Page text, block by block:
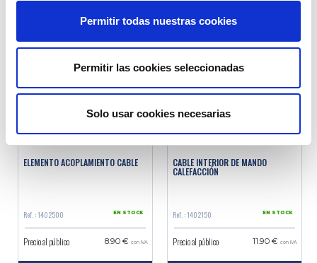
Permitir todas nuestras cookies
Permitir las cookies seleccionadas
Solo usar cookies necesarias
ELEMENTO ACOPLAMIENTO CABLE
Ref. : 1402500 EN STOCK
Precio al público 8.90 € con IVA
CABLE INTERIOR DE MANDO
CALEFACCIÓN
Ref. : 1402150 EN STOCK
Precio al público 11.90 € con IVA